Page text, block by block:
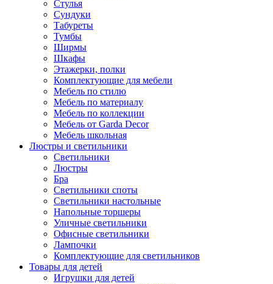
Стулья
Сундуки
Табуреты
Тумбы
Ширмы
Шкафы
Этажерки, полки
Комплектующие для мебели
Мебель по стилю
Мебель по материалу
Мебель по коллекции
Мебель от Garda Decor
Мебель школьная
Люстры и светильники
Светильники
Люстры
Бра
Светильники споты
Светильники настольные
Напольные торшеры
Уличные светильники
Офисные светильники
Лампочки
Комплектующие для светильников
Товары для детей
Игрушки для детей